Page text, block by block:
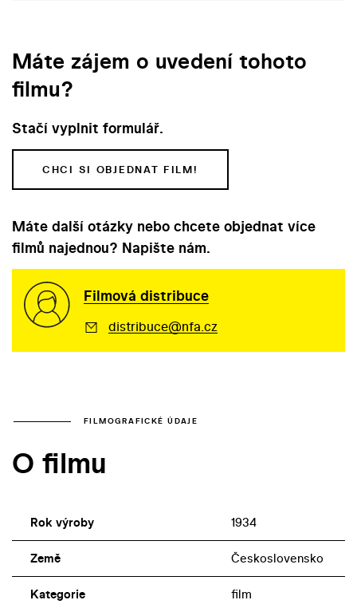
Máte zájem o uvedení tohoto
filmu?
Stačí vyplnit formulář.
CHCI SI OBJEDNAT FILM!
Máte další otázky nebo chcete objednat více
filmů najednou? Napište nám.
Filmová distribuce
distribuce@nfa.cz
FILMOGRAFICKÉ ÚDAJE
O filmu
Rok výroby 1934
Země Československo
Kategorie film